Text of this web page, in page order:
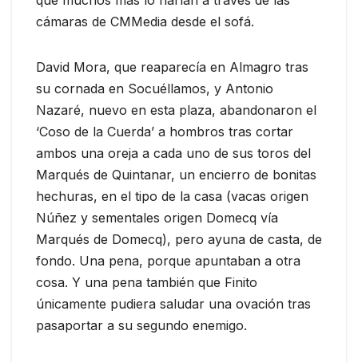
cámaras de CMMedia desde el sofá.
David Mora, que reaparecía en Almagro tras
su cornada en Socuéllamos, y Antonio
Nazaré, nuevo en esta plaza, abandonaron el
‘Coso de la Cuerda’ a hombros tras cortar
ambos una oreja a cada uno de sus toros del
Marqués de Quintanar, un encierro de bonitas
hechuras, en el tipo de la casa (vacas origen
Núñez y sementales origen Domecq vía
Marqués de Domecq), pero ayuna de casta, de
fondo. Una pena, porque apuntaban a otra
cosa. Y una pena también que Finito
únicamente pudiera saludar una ovación tras
pasaportar a su segundo enemigo.